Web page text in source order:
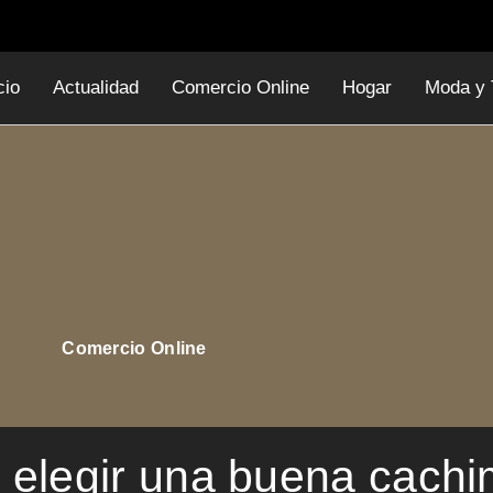
Actualidad Comercio Online Hogar Moda y
Comercio Online
una buena